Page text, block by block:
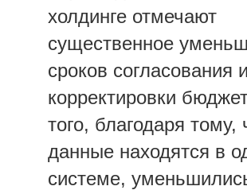
холдинге отмечают
существенное
сроков согласования и
корректировки
того, благодаря тому,
данные находятся в
системе,